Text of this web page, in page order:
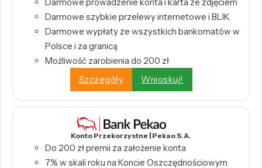
Darmowe szybkie przelewy internetowe i BLIK
Darmowe wypłaty ze wszystkich bankomatów w
Polsce i za granicą
Możliwość zarobienia do 200 zł
Szczegóły
Wnioskuj!
Konto Przekorzystne | Pekao S.A.
Do 200 zł premii za założenie konta
7% w skali roku na Koncie Oszczędnościowym